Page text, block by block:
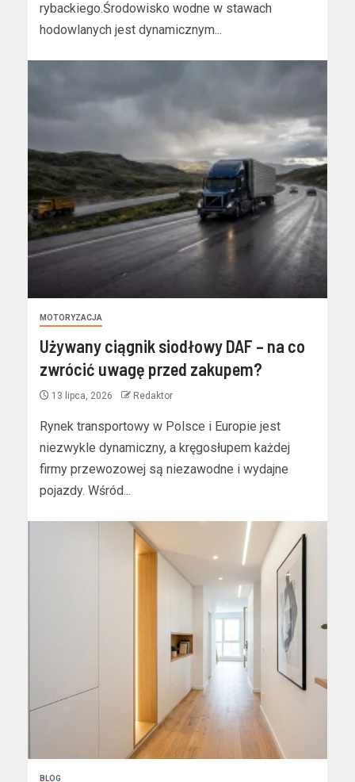
rybackiego.Środowisko wodne w stawach
hodowlanych jest dynamicznym...
MOTORYZACJA
Używany ciągnik siodłowy DAF – na co
zwrócić uwagę przed zakupem?
13 lipca, 2026 Redaktor
Rynek transportowy w Polsce i Europie jest
niezwykle dynamiczny, a kręgosłupem każdej
firmy przewozowej są niezawodne i wydajne
pojazdy. Wśród...
BLOG